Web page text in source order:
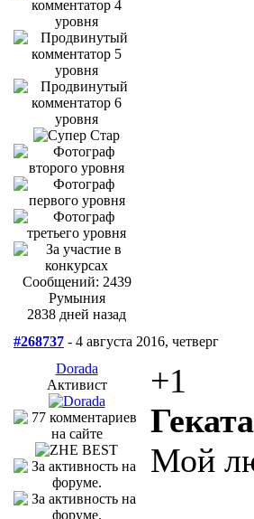
Сообщений: 2439
Румыния
2838 дней назад
#268737 - 4 августа 2016, четверг
Dorada
Активист
+1
Мой